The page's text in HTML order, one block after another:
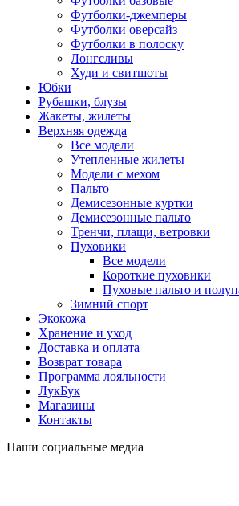
Футболки-джемперы
Футболки оверсайз
Футболки в полоску
Лонгсливы
Худи и свитшоты
Юбки
Рубашки, блузы
Жакеты, жилеты
Верхняя одежда
Все модели
Утепленные жилеты
Модели с мехом
Пальто
Демисезонные куртки
Демисезонные пальто
Тренчи, плащи, ветровки
Пуховики
Все модели
Короткие пуховики
Пуховые пальто и
Зимний спорт
Экокожа
Хранение и уход
Доставка и оплата
Возврат товара
Программа лояльности
ЛукБук
Магазины
Контакты
Наши социальные медиа